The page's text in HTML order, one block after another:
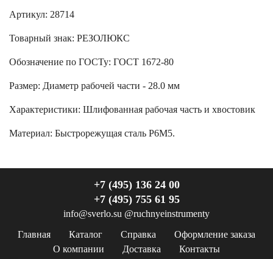
Артикул: 28714
Товарный знак: РЕЗОЛЮКС
Обозначение по ГОСТу: ГОСТ 1672-80
Размер: Диаметр рабочей части - 28.0 мм
Характеристики: Шлифованная рабочая часть и хвостовик
Материал: Быстрорежущая сталь Р6М5.
Главная Каталог Справка
Оформление заказа
О компании
Доставка Контакты
+7 (495) 136 24 00
+7 (495) 755 61 95
info@sverlo.su @ruchnyeinstrumenty